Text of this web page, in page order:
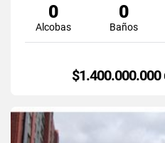
0
Alcobas
0
Baños
$1.400.000.000